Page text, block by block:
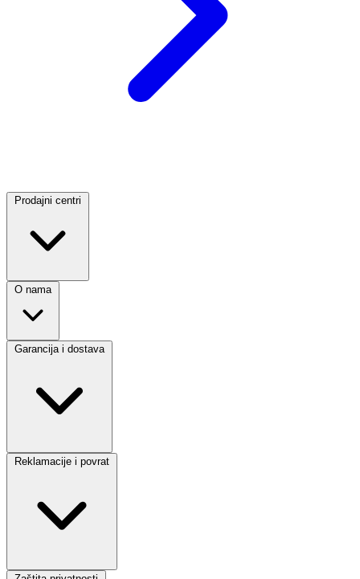
Prodajni centri
O nama
Garancija i dostava
Reklamacije i povrat